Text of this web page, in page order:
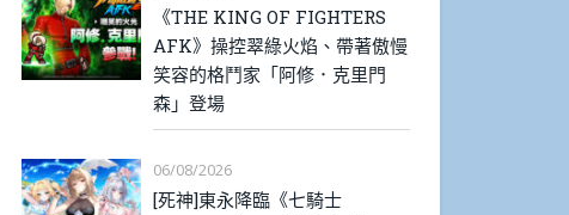
《THE KING OF FIGHTERS
AFK》操控翠綠火焰、帶著傲慢
笑容的格鬥家「阿修．克里門
森」登場
06/08/2026
[死神]東永降臨《七騎士